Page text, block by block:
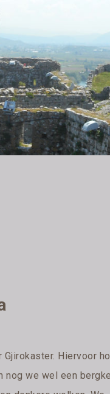
Hiervoor
nog we wel een